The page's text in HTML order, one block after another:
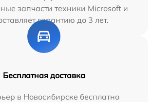
запчасти техники Microsoft и
гарантию до 3 лет.
Бесплатная доставка
в Новосибирске бесплатно